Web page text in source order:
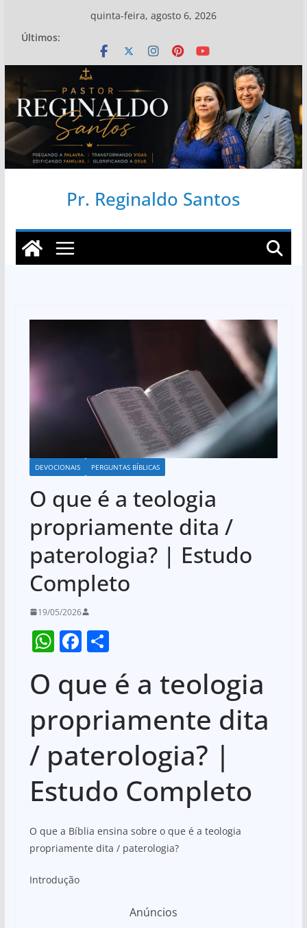
conteúdo
quinta-feira, agosto 6, 2026
Últimos:
Pr. Reginaldo Santos
DEVOCIONAIS PERGUNTAS BÍBLICAS
O que é a teologia
propriamente dita /
paterologia? | Estudo
Completo
19/05/2026
W
at
A
p
p
F
c
b
o
o
k
S
ar
e
O que é a teologia
propriamente dita
/ paterologia? |
Estudo Completo
O que a Bíblia ensina sobre o que é a teologia
propriamente dita / paterologia?
Introdução
Anúncios